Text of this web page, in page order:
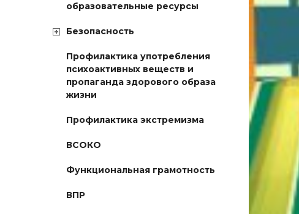
образовательные ресурсы
Безопасность
Профилактика употребления
психоактивных веществ и
пропаганда здорового образа
жизни
Профилактика экстремизма
ВСОКО
Функциональная грамотность
ВПР